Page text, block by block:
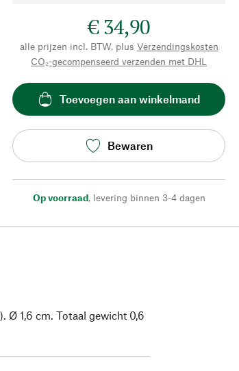
€ 34,90
alle prijzen incl. BTW, plus Verzendingskosten
CO₂-gecompenseerd verzenden met DHL
Toevoegen aan winkelmand
Bewaren
Op voorraad, levering binnen 3-4 dagen
Ø 1,6 cm. Totaal gewicht 0,6